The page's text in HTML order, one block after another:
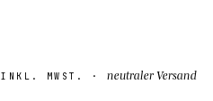
INKL. MWST. · neutraler Versand